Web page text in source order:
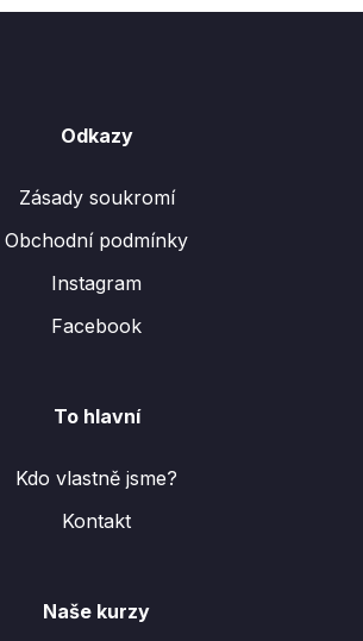
Odkazy
Zásady soukromí
Obchodní podmínky
Instagram
Facebook
To hlavní
Kdo vlastně jsme?
Kontakt
Naše kurzy